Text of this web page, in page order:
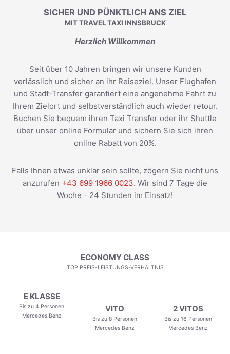
SICHER UND PÜNKTLICH ANS ZIEL
MIT TRAVEL TAXI INNSBRUCK
Herzlich Willkommen
Seit über 10 Jahren bringen wir unsere Kunden
verlässlich und sicher an ihr Reiseziel. Unser Flughafen
und Stadt-Transfer garantiert eine angenehme Fahrt zu
Ihrem Zielort und selbstverständlich auch wieder retour.
Buchen Sie bequem ihren Taxi Transfer oder ihr Shuttle
über unser online Formular und sichern Sie sich ihren
online Rabatt von 20%.
Falls Ihnen etwas unklar sein sollte, zögern Sie nicht uns
anzurufen +43 699 1966 0023. Wir sind 7 Tage die
Woche - 24 Stunden im Einsatz!
ECONOMY CLASS
TOP PREIS-LEISTUNGS-VERHÄLTNIS
E KLASSE
Bis zu 4 Personen
Mercedes Benz
VITO
Bis zu 8 Personen
Mercedes Benz
2 VITOS
Bis zu 16 Personen
Mercedes Benz